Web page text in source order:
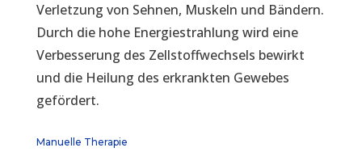
Verletzung von Sehnen, Muskeln und Bändern.
Durch die hohe Energiestrahlung wird eine
Verbesserung des Zellstoffwechsels bewirkt
und die Heilung des erkrankten Gewebes
gefördert.
Manuelle Therapie